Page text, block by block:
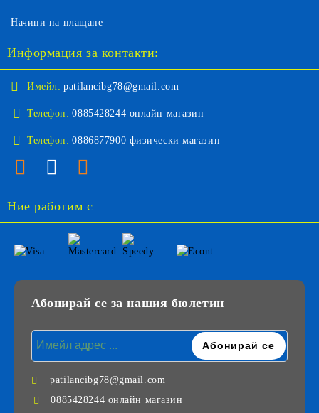
Начини на плащане
Информация за контакти:
Имейл: patilancibg78@gmail.com
Телефон: 0885428244 онлайн магазин
Телефон: 0886877900 физически магазин
Ние работим с
Абонирай се за нашия бюлетин
patilancibg78@gmail.com
0885428244 онлайн магазин